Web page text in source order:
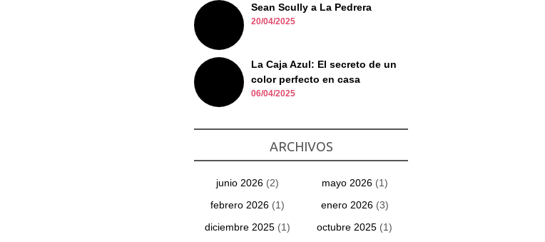
Sean Scully a La Pedrera
20/04/2025
La Caja Azul: El secreto de un
color perfecto en casa
06/04/2025
ARCHIVOS
junio 2026 (2) mayo 2026(1)
febrero 2026 (1) enero 2026(3)
diciembre 2025 (1) octubre 2025 (1)